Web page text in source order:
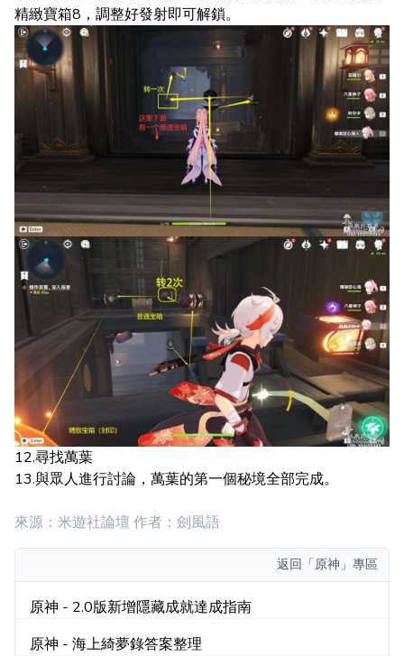
精緻寶箱8，調整好發射即可解鎖。
12.尋找萬葉
13.與眾人進行討論，萬葉的第一個秘境全部完成。
來源：米遊社論壇 作者：劍風語
返回 「原神」專區
原神 - 2.0版新增隱藏成就達成指南
原神 - 海上綺夢錄答案整理